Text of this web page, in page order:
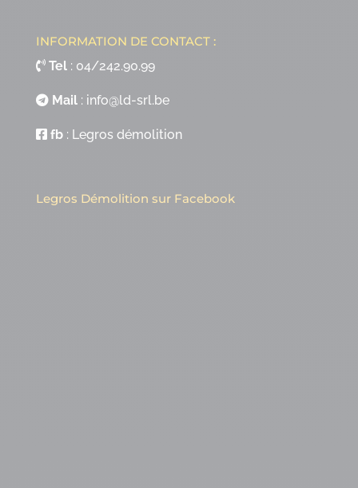
INFORMATION DE CONTACT :
Tel: 04/242.90.99
Mail: info@ld-srl.be
fb: Legros démolition
Legros Démolition sur Facebook